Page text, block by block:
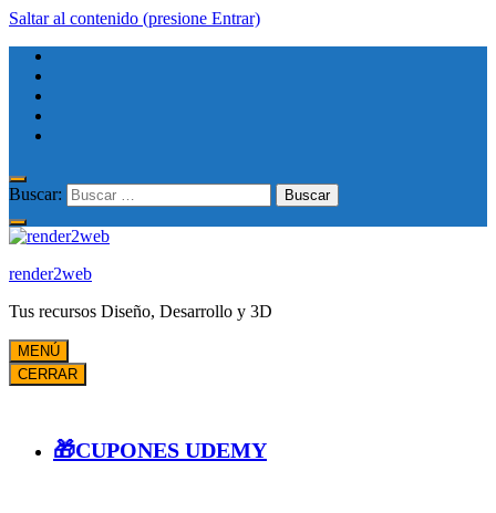
Saltar al contenido (presione Entrar)
Buscar:
render2web
Tus recursos Diseño, Desarrollo y 3D
MENÚ
CERRAR
🎁CUPONES UDEMY